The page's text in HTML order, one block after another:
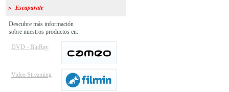
>Acción mutante
> Escaparate
Descubre más información
sobre nuestros productos en:
DVD - BluRay
Video Streaming